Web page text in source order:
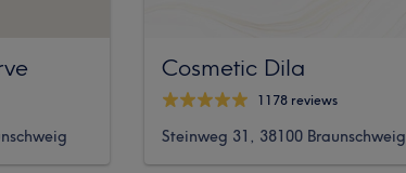
Cosmetic Dila
1178 reviews
Steinweg 31, 38100 Braunschweig